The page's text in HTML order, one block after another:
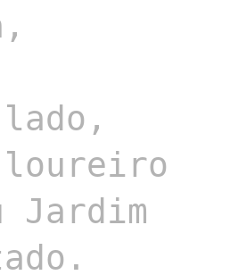
lado,
loureiro
Jardim